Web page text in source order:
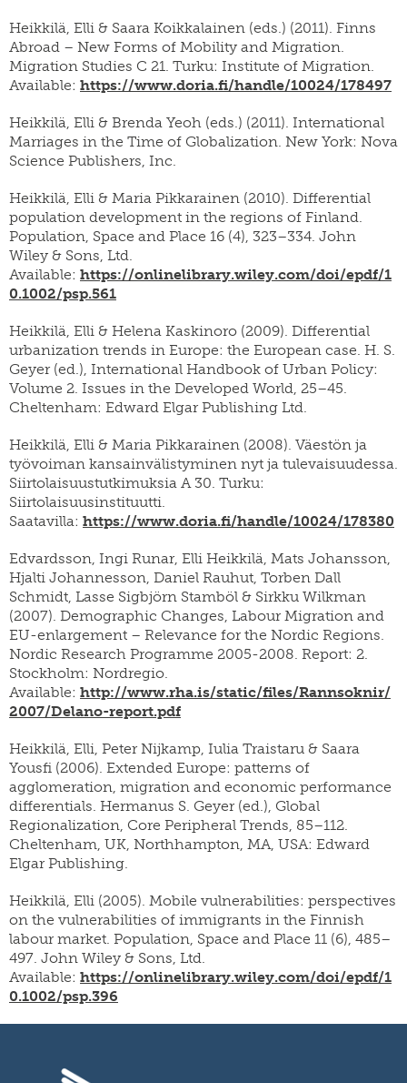
Heikkilä, Elli & Saara Koikkalainen (eds.) (2011). Finns
Abroad – New Forms of Mobility and Migration.
Migration Studies C 21. Turku: Institute of Migration.
Available: https://www.doria.fi/handle/10024/178497
Heikkilä, Elli & Brenda Yeoh (eds.) (2011). International
Marriages in the Time of Globalization. New York: Nova
Science Publishers, Inc.
Heikkilä, Elli & Maria Pikkarainen (2010). Differential
population development in the regions of Finland.
Population, Space and Place 16 (4), 323–334. John
Wiley & Sons, Ltd.
Available: https://onlinelibrary.wiley.com/doi/epdf/1
0.1002/psp.561
Heikkilä, Elli & Helena Kaskinoro (2009). Differential
urbanization trends in Europe: the European case. H. S.
Geyer (ed.), International Handbook of Urban Policy:
Volume 2. Issues in the Developed World, 25–45.
Cheltenham: Edward Elgar Publishing Ltd.
Heikkilä, Elli & Maria Pikkarainen (2008). Väestön ja
työvoiman kansainvälistyminen nyt ja tulevaisuudessa.
Siirtolaisuustutkimuksia A 30. Turku:
Siirtolaisuusinstituutti.
Saatavilla: https://www.doria.fi/handle/10024/178380
Edvardsson, Ingi Runar, Elli Heikkilä, Mats Johansson,
Hjalti Johannesson, Daniel Rauhut, Torben Dall
Schmidt, Lasse Sigbjörn Stamböl & Sirkku Wilkman
(2007). Demographic Changes, Labour Migration and
EU-enlargement – Relevance for the Nordic Regions.
Nordic Research Programme 2005-2008. Report: 2.
Stockholm: Nordregio.
Available: http://www.rha.is/static/files/Rannsoknir/
2007/Delano-report.pdf
Heikkilä, Elli, Peter Nijkamp, Iulia Traistaru & Saara
Yousfi (2006). Extended Europe: patterns of
agglomeration, migration and economic performance
differentials. Hermanus S. Geyer (ed.), Global
Regionalization, Core Peripheral Trends, 85–112.
Cheltenham, UK, Northhampton, MA, USA: Edward
Elgar Publishing.
Heikkilä, Elli (2005). Mobile vulnerabilities: perspectives
on the vulnerabilities of immigrants in the Finnish
labour market. Population, Space and Place 11 (6), 485–
497. John Wiley & Sons, Ltd.
Available: https://onlinelibrary.wiley.com/doi/epdf/1
0.1002/psp.396